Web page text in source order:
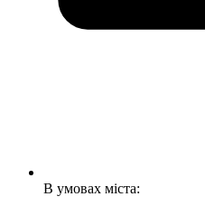
В умовах міста: